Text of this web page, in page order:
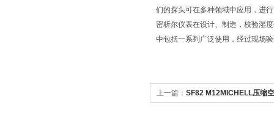
们的探头可在多种领域中应用，进
密析尔仪表在设计、制造，校验湿
中包括一系列广泛使用，经过现场
上一篇： SF82 M12MICHELL压缩